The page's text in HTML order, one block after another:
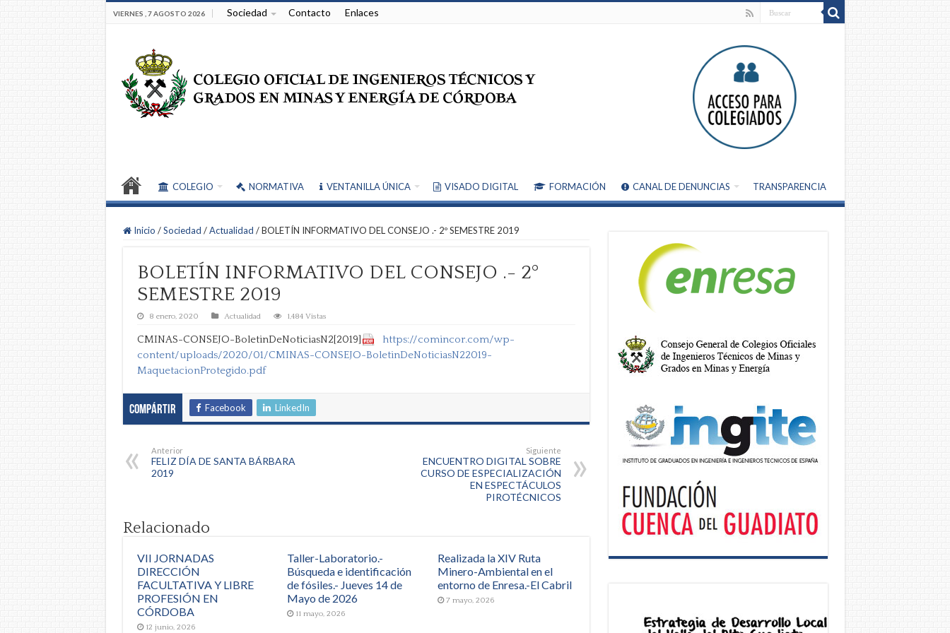
VIERNES , 7 AGOSTO 2026 Sociedad Contacto Enlaces
COLEGIO NORMATIVA VENTANILLA ÚNICA VISADO DIGITAL FORMACIÓN CANAL DE DENUNCIAS TRANSPARENCIA
Inicio / Sociedad / Actualidad / BOLETÍN INFORMATIVO DEL CONSEJO .- 2º SEMESTRE 2019
BOLETÍN INFORMATIVO DEL CONSEJO .- 2º
SEMESTRE 2019
8 enero, 2020 Actualidad 1,484 Vistas
CMINAS-CONSEJO-BoletinDeNoticiasN2[2019]
https://comincor.com/wp-
content/uploads/2020/01/CMINAS-CONSEJO-BoletinDeNoticiasN22019-
MaquetacionProtegido.pdf
Compártir Facebook LinkedIn
Anterior
FELIZ DÍA DE SANTA BÁRBARA
2019
Siguiente
ENCUENTRO DIGITAL SOBRE
CURSO DE ESPECIALIZACIÓN
EN ESPECTÁCULOS
PIROTÉCNICOS
Relacionado
VII JORNADAS
DIRECCIÓN
FACULTATIVA Y LIBRE
PROFESIÓN EN
CÓRDOBA
12 junio, 2026
Taller-Laboratorio.-
Búsqueda e identificación
de fósiles.- Jueves 14 de
Mayo de 2026
11 mayo, 2026
Realizada la XIV Ruta
Minero-Ambiental en el
entorno de Enresa.-El Cabril
7 mayo, 2026